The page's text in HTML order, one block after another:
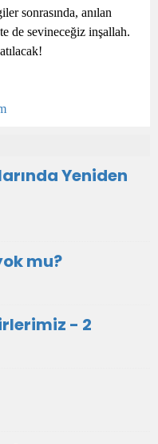
sonrasında, anılan
de sevineceğiz inşallah.
Yeniden
mu?
- 2